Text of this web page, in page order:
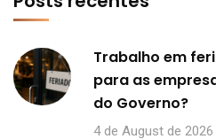
Trabalho em
para as
do Governo?
4 de August de 2026